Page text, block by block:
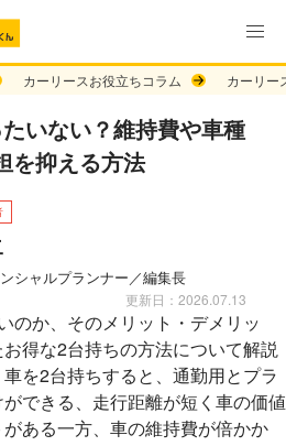
カーリースお役立ちコラム カーリー
いない？維持費や車種
を抑える方法
シャルプランナー／編集長
更新日：2026.07.13